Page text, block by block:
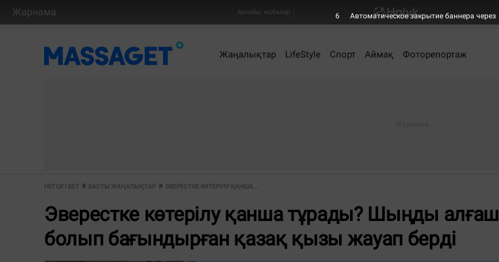
Жарнама Арнайы жобалар
Жаңалықтар LifeStyle Спорт Аймақ Фоторепортаж
НЕГІЗГІ БЕТ БАСТЫ ЖАҢАЛЫҚТАР ЭВЕРЕСТКЕ КӨТЕРІЛУ ҚАНША...
Эверестке көтерілу қанша тұрады? Шыңды алғаш
болып бағындырған қазақ қызы жауап берді
5 Автоматическое закрытие баннера через